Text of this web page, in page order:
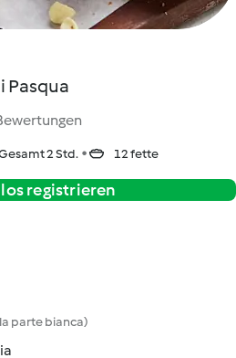
Pasqua
2 Std. 12 fette
registrieren
parte bianca)